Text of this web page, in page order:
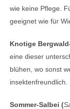
wie keine Pflege.
geeignet wie für
Knotige
eine dieser
blühen, wo sonst
insektenfreundlich.
Sommer-Salbei (